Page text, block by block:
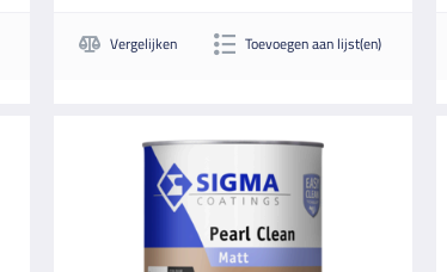
Vergelijken Toevoegen aan lijst(en)